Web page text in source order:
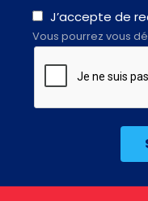
J’accepte de
Vous pourrez vous